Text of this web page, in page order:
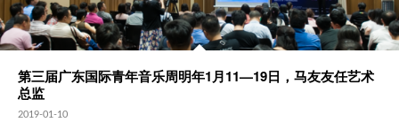
第三届广东国际青年音乐周明年1月11—19日，马友友任艺术
总监
2019-01-10